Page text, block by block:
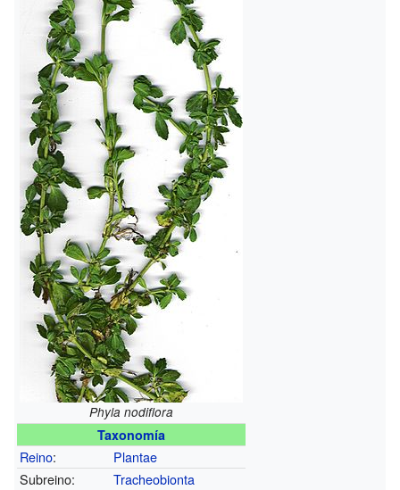
Phyla nodiflora
Taxonomía
Reino:
Plantae
Subreino:
Tracheobionta